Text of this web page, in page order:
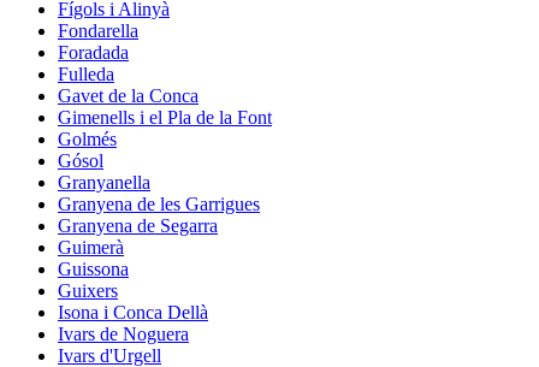
Fígols i Alinyà
Fondarella
Foradada
Fulleda
Gavet de la Conca
Gimenells i el Pla de la Font
Golmés
Gósol
Granyanella
Granyena de les Garrigues
Granyena de Segarra
Guimerà
Guissona
Guixers
Isona i Conca Dellà
Ivars de Noguera
Ivars d'Urgell